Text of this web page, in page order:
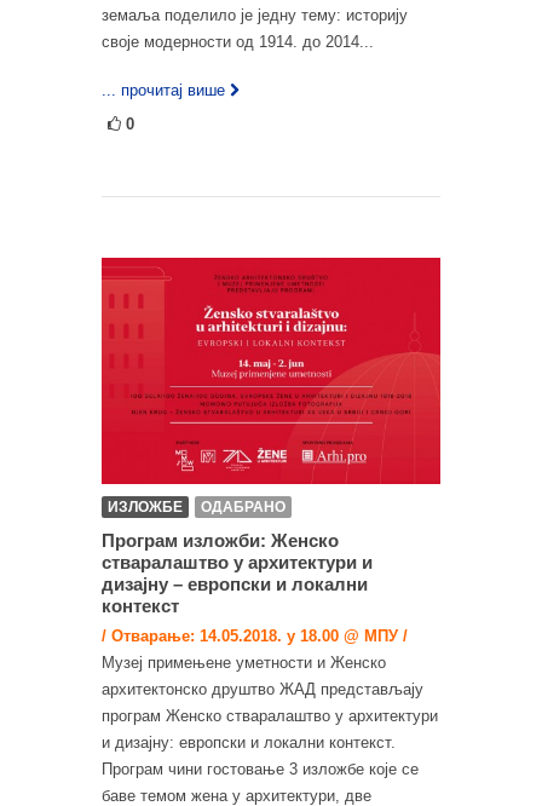
земаља поделило је једну тему: историју
своје модерности од 1914. до 2014...
... прочитај више
0
ИЗЛОЖБЕ ОДАБРАНО
Програм изложби: Женско
стваралаштво у архитектури и
дизајну – европски и локални
контекст
/ Отварање: 14.05.2018. у 18.00 @ МПУ /
Музеј примењене уметности и Женско
архитектонско друштво ЖАД представљају
програм Женско стваралаштво у архитектури
и дизајну: европски и локални контекст.
Програм чини гостовање 3 изложбе које се
баве темом жена у архитектури, две